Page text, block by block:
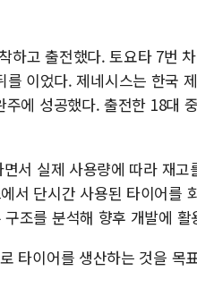
하고 출전했다. 토요타 7번
이었다. 제네시스는 한국
에 성공했다. 출전한 18대
서 실제 사용량에 따라 재고
서 단시간 사용된 타이어를
조를 분석해 향후 개발에 활
타이어를 생산하는 것을 목